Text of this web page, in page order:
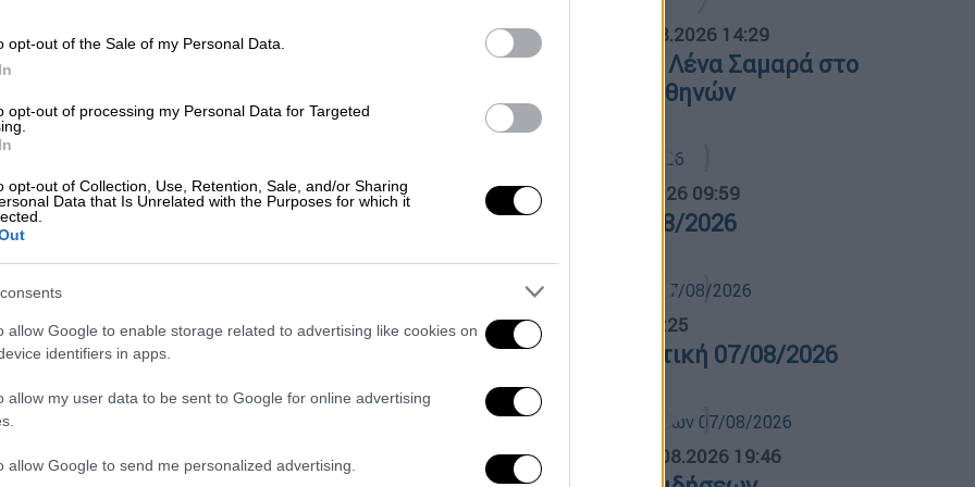
opt-out of the Sale of my Personal Data.
opt-out of processing my Personal Data for Targeted
opt-out of Collection, Use, Retention, Sale, and/or Sharing
Data that Is Unrelated with the Purposes for which it
allow Google to enable storage related to advertising like cookies on
identifiers in apps.
allow my user data to be sent to Google for online advertising
allow Google to send me personalized advertising.
στο πόστο του μέχρι σήμερα
Τουρνάς για ναυάγιο στην Πύλο:
εκμετάλλευση πάνω σε νεκρούς
Τι ανέφερε ο υπουργός Πολιτικής
Προστασίας
Τσίπρας σε Τουρνά για ναυάγιο
ΑΠΟΣΠΑΣΜΑΤΑ... 07.08.2026 14:29
Μνημόσυνο για τη Λένα Σαμαρά στο
Α΄ Νεκροταφείο Αθηνών
Ώρα Ελλάδος... 07.08.2026 09:59
Ώρα Ελλάδος 07/08/2026
Δελτίο...|07.08.2026 14:25
Δελτίο στη νοηματική 07/08/2026
ΑΘΛΗΤΙΚΟ ΔΕΛΤΙΟ 07.08.2026 19:46